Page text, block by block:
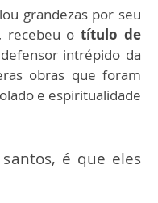
grandezas por seu
, recebeu o título de
intrépido da
obras que foram
e espiritualidade
é que eles